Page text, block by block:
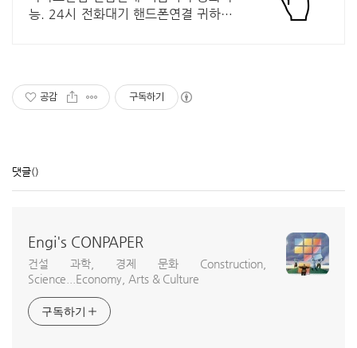
능. 24시 전화대기 핸드폰연결 귀하의
공감 구독하기
댓글()
Engi's CONPAPER
건설 과학, 경제 문화 Construction,
Science...Economy, Arts & Culture
구독하기